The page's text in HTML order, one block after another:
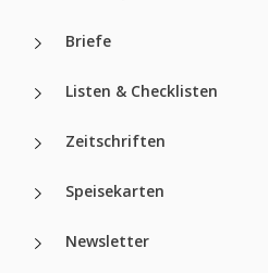
Briefe
Listen & Checklisten
Zeitschriften
Speisekarten
Newsletter